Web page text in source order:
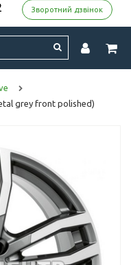
Зворотний дзвінок
grey front polished)